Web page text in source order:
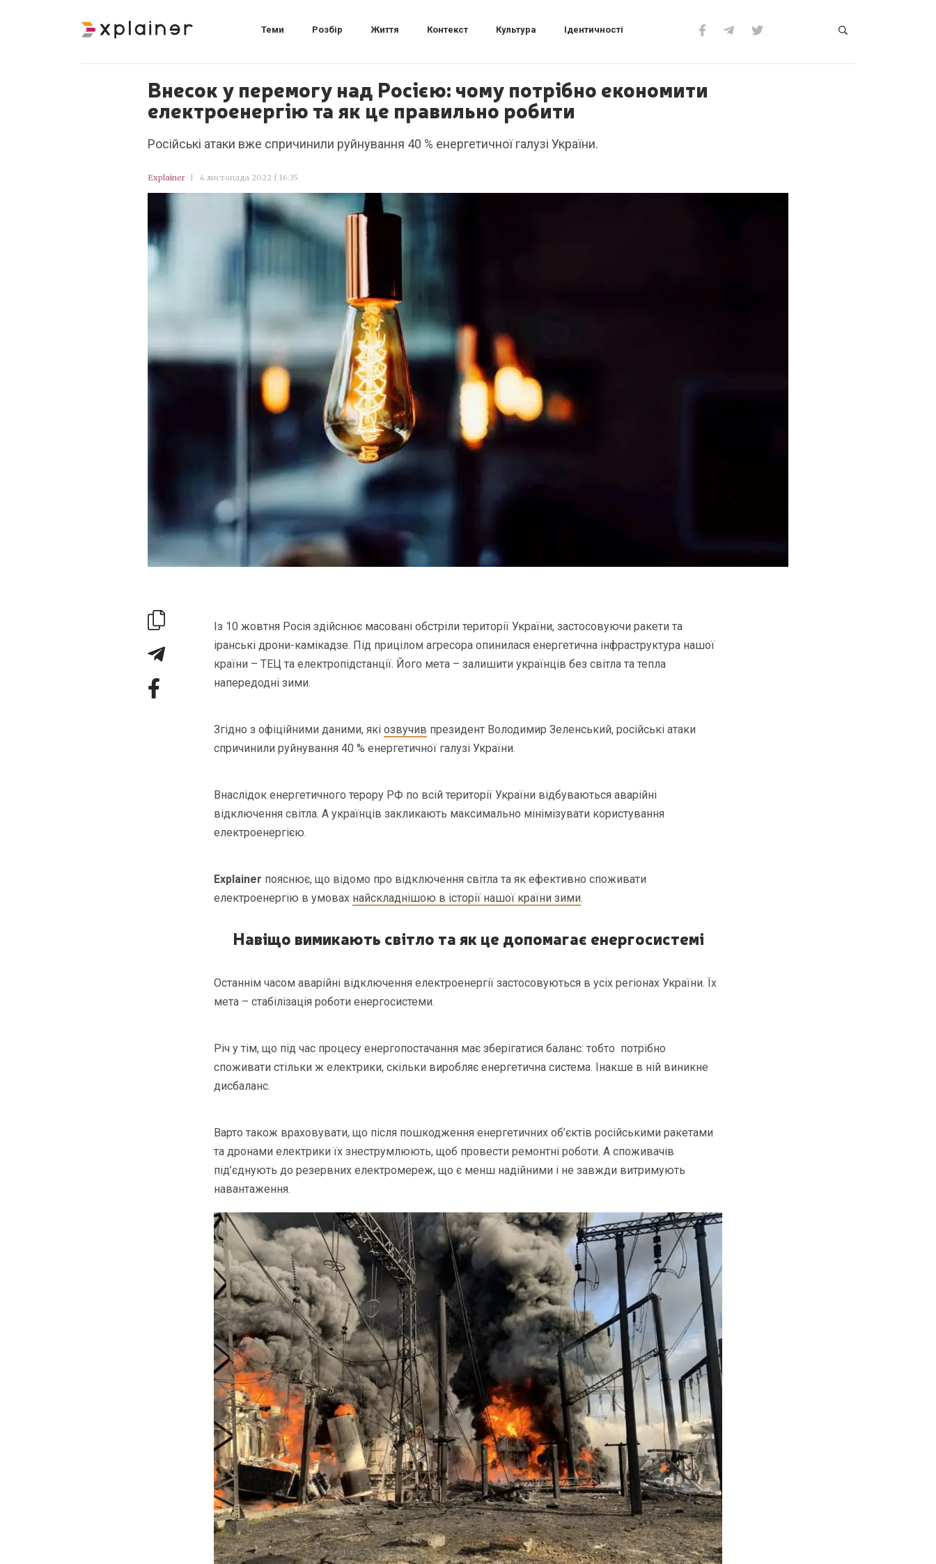
Теми Розбір Життя Контекст Культура Ідентичності
Внесок у перемогу над Росією: чому потрібно економити
електроенергію та як це правильно робити
Російські атаки вже спричинили руйнування 40 % енергетичної галузі України.
Explainer 4 листопада 2022 | 16:35
Із 10 жовтня Росія здійснює масовані обстріли території України, застосовуючи ракети та
іранські дрони-камікадзе. Під прицілом агресора опинилася енергетична інфраструктура нашої
країни – ТЕЦ та електропідстанції. Його мета – залишити українців без світла та тепла
напередодні зими.
Згідно з офіційними даними, які озвучив президент Володимир Зеленський, російські атаки
спричинили руйнування 40 % енергетичної галузі України.
Внаслідок енергетичного терору РФ по всій території України відбуваються аварійні
відключення світла. А українців закликають максимально мінімізувати користування
електроенергією.
Explainer пояснює, що відомо про відключення світла та як ефективно споживати
електроенергію в умовах найскладнішою в історії нашої країни зими.
Навіщо вимикають світло та як це допомагає енергосистемі
Останнім часом аварійні відключення електроенергії застосовуються в усіх регіонах України. Їх
мета – стабілізація роботи енергосистеми.
Річ у тім, що під час процесу енергопостачання має зберігатися баланс: тобто потрібно
споживати стільки ж електрики, скільки виробляє енергетична система. Інакше в ній виникне
дисбаланс.
Варто також враховувати, що після пошкодження енергетичних об’єктів російськими ракетами
та дронами електрики їх знеструмлюють, щоб провести ремонтні роботи. А споживачів
під’єднують до резервних електромереж, що є менш надійними і не завжди витримують
навантаження.